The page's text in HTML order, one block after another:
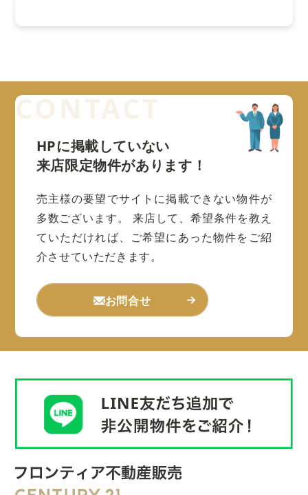
HPに掲載していない
来店限定物件があります！
売主様の要望でサイトに掲載できない物件が
多数ございます。
来店して、希望条件を教え
ていただければ、ご希望にあった物件をご紹
介させていただきます。
お問合せ